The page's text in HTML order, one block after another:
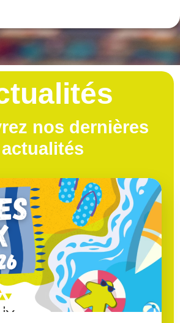
nos dernières
actualités